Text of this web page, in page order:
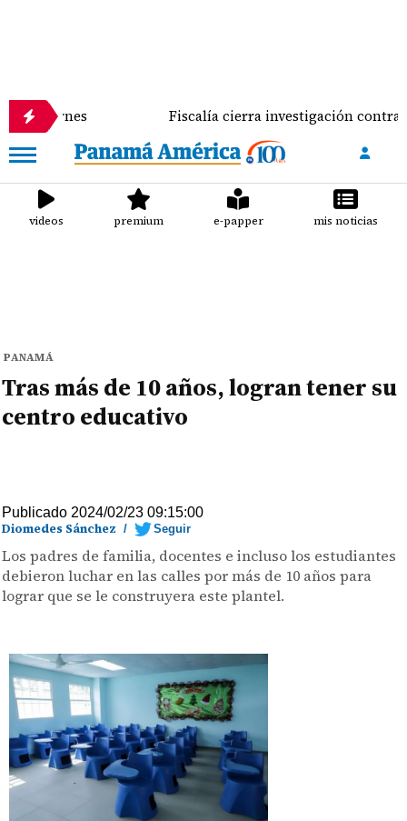
Fiscalía cierra investigación contra José
videos premium e-papper mis noticias
PANAMÁ
Tras más de 10 años, logran tener su
centro educativo
Publicado 2024/02/23 09:15:00
Diomedes Sánchez / Seguir
Los padres de familia, docentes e incluso los estudiantes
debieron luchar en las calles por más de 10 años para
lograr que se le construyera este plantel.